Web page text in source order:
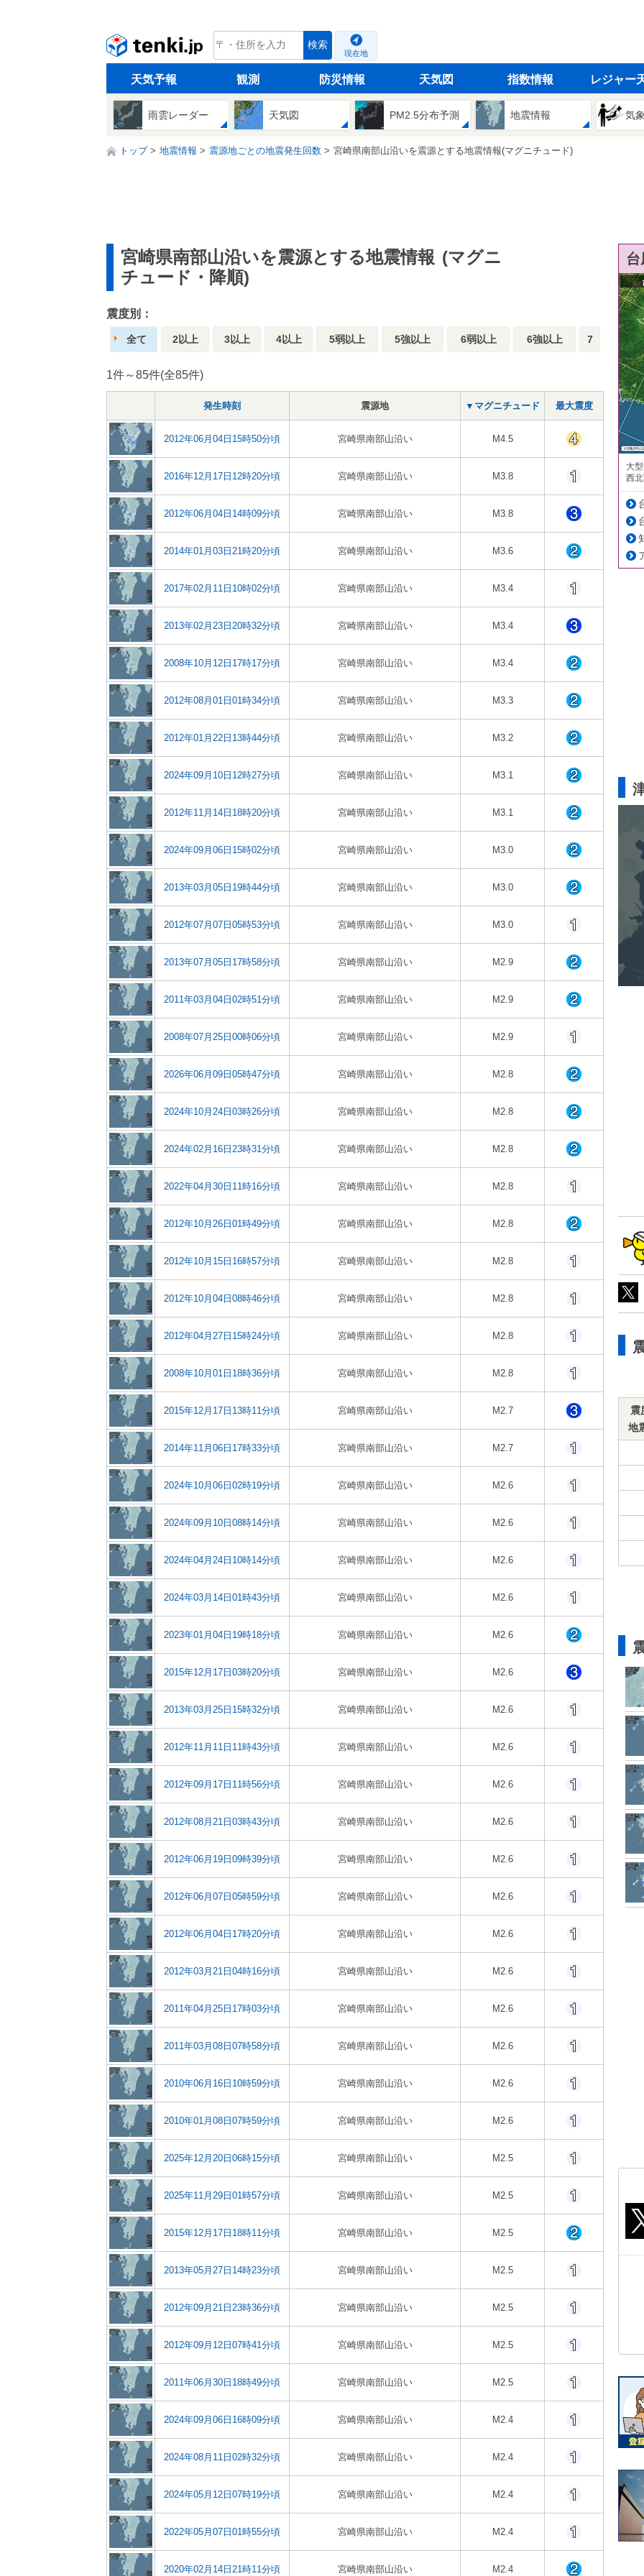
tenki.jp 検索
現在地
天気予報 観測 防災情報 天気図 指数情報 レジャー
雨雲レーダー 天気図 PM2.5分布予測 地震情報 気
トップ 地震情報 震源地ごとの地震発生回数 宮崎県南部山沿いを震源とする地震情報(マグニチュード)
宮崎県南部山沿いを震源とする地震情報 (マグニ
チュード・降順)
震度別：
全て 2以上 3以上 4以上 5弱以上 5強以上 6弱以上 6強以上 7
1件～85件(全85件)
発生時刻 震源地 ▼マグニチュード 最大震度
2012年06月04日15時50分頃 宮崎県南部山沿い M4.5
2016年12月17日12時20分頃 宮崎県南部山沿い M3.8
2012年06月04日14時09分頃 宮崎県南部山沿い M3.8
2014年01月03日21時20分頃 宮崎県南部山沿い M3.6
2017年02月11日10時02分頃 宮崎県南部山沿い M3.4
2013年02月23日20時32分頃 宮崎県南部山沿い M3.4
2008年10月12日17時17分頃 宮崎県南部山沿い M3.4
2012年08月01日01時34分頃 宮崎県南部山沿い M3.3
2012年01月22日13時44分頃 宮崎県南部山沿い M3.2
2024年09月10日12時27分頃 宮崎県南部山沿い M3.1
2012年11月14日18時20分頃 宮崎県南部山沿い M3.1
2024年09月06日15時02分頃 宮崎県南部山沿い M3.0
2013年03月05日19時44分頃 宮崎県南部山沿い M3.0
2012年07月07日05時53分頃 宮崎県南部山沿い M3.0
2013年07月05日17時58分頃 宮崎県南部山沿い M2.9
2011年03月04日02時51分頃 宮崎県南部山沿い M2.9
2008年07月25日00時06分頃 宮崎県南部山沿い M2.9
2026年06月09日05時47分頃 宮崎県南部山沿い M2.8
2024年10月24日03時26分頃 宮崎県南部山沿い M2.8
2024年02月16日23時31分頃 宮崎県南部山沿い M2.8
2022年04月30日11時16分頃 宮崎県南部山沿い M2.8
2012年10月26日01時49分頃 宮崎県南部山沿い M2.8
2012年10月15日16時57分頃 宮崎県南部山沿い M2.8
2012年10月04日08時46分頃 宮崎県南部山沿い M2.8
2012年04月27日15時24分頃 宮崎県南部山沿い M2.8
2008年10月01日18時36分頃 宮崎県南部山沿い M2.8
2015年12月17日13時11分頃 宮崎県南部山沿い M2.7
2014年11月06日17時33分頃 宮崎県南部山沿い M2.7
2024年10月06日02時19分頃 宮崎県南部山沿い M2.6
2024年09月10日08時14分頃 宮崎県南部山沿い M2.6
2024年04月24日10時14分頃 宮崎県南部山沿い M2.6
2024年03月14日01時43分頃 宮崎県南部山沿い M2.6
2023年01月04日19時18分頃 宮崎県南部山沿い M2.6
2015年12月17日03時20分頃 宮崎県南部山沿い M2.6
2013年03月25日15時32分頃 宮崎県南部山沿い M2.6
2012年11月11日11時43分頃 宮崎県南部山沿い M2.6
2012年09月17日11時56分頃 宮崎県南部山沿い M2.6
2012年08月21日03時43分頃 宮崎県南部山沿い M2.6
2012年06月19日09時39分頃 宮崎県南部山沿い M2.6
2012年06月07日05時59分頃 宮崎県南部山沿い M2.6
2012年06月04日17時20分頃 宮崎県南部山沿い M2.6
2012年03月21日04時16分頃 宮崎県南部山沿い M2.6
2011年04月25日17時03分頃 宮崎県南部山沿い M2.6
2011年03月08日07時58分頃 宮崎県南部山沿い M2.6
2010年06月16日10時59分頃 宮崎県南部山沿い M2.6
2010年01月08日07時59分頃 宮崎県南部山沿い M2.6
2025年12月20日06時15分頃 宮崎県南部山沿い M2.5
2025年11月29日01時57分頃 宮崎県南部山沿い M2.5
2015年12月17日18時11分頃 宮崎県南部山沿い M2.5
2013年05月27日14時23分頃 宮崎県南部山沿い M2.5
2012年09月21日23時36分頃 宮崎県南部山沿い M2.5
2012年09月12日07時41分頃 宮崎県南部山沿い M2.5
2011年06月30日18時49分頃 宮崎県南部山沿い M2.5
2024年09月06日16時09分頃 宮崎県南部山沿い M2.4
2024年08月11日02時32分頃 宮崎県南部山沿い M2.4
2024年05月12日07時19分頃 宮崎県南部山沿い M2.4
2022年05月07日01時55分頃 宮崎県南部山沿い M2.4
2020年02月14日21時11分頃 宮崎県南部山沿い M2.4
大
西
震
地